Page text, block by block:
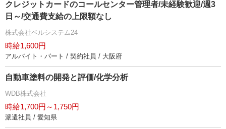
クレジットカードのコールセンター管理者/未経験歓迎/週3
日～/交通費支給の上限額なし
株式会社ベルシステム24
時給1,600円
アルバイト・パート / 契約社員 / 大阪府
自動車塗料の開発と評価/化学分析
WDB株式会社
時給1,700円～1,750円
派遣社員 / 愛知県